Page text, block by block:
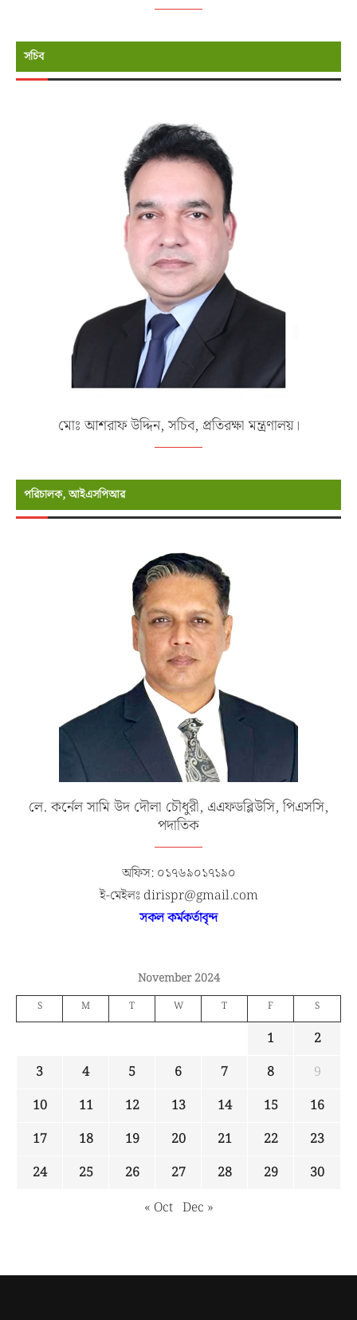
সচিব
মোঃ আশরাফ উদ্দিন, সচিব, প্রতিরক্ষা মন্ত্রণালয়।
পরিচালক, আইএসপিআর
লে. কর্নেল সামি উদ দৌলা চৌধুরী, এএফডব্লিউসি, পিএসসি,
পদাতিক
অফিস: ০১৭৬৯০১৭১৯০
ই-মেইলঃ dirispr@gmail.com
সকল কর্মকর্তাবৃন্দ
November 2024
S M T W T F S
1
2
3
4 5 6 7 8
9
10
11 12 13 14 15
16
17
18 19 20 21 22
23
24
25 26 27 28 29
30
« Oct Dec »